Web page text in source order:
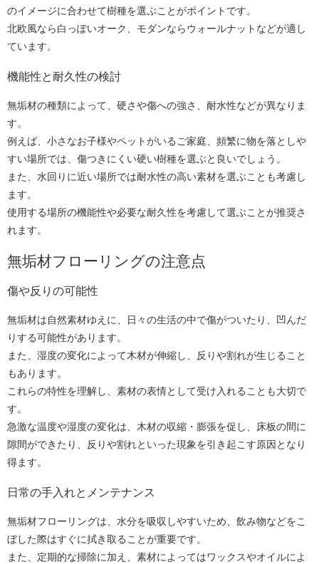
のイメージに合わせて樹種を選ぶことがポイントです。
北欧風なら白っぽいオーク、モダンならウォールナットなどが適し
ています。
機能性と耐久性の検討
無垢材の種類によって、硬さや傷への強さ、耐水性などが異なりま
す。
例えば、小さなお子様やペットがいるご家庭、頻繁に物を落としや
すい場所では、傷つきにくい硬い樹種を選ぶと良いでしょう。
また、水回りに近い場所では耐水性の高い素材を選ぶことも考慮し
ます。
使用する場所の機能性や必要な耐久性を考慮して選ぶことが推奨さ
れます。
無垢材フローリングの注意点
傷や反りの可能性
無垢材は自然素材ゆえに、日々の生活の中で傷がついたり、凹んだ
りする可能性があります。
また、湿度の変化によって木材が伸縮し、反りや割れが生じること
もあります。
これらの特性を理解し、素材の表情として受け入れることも大切で
す。
急激な温度や湿度の変化は、木材の収縮・膨張を促し、床板の間に
隙間ができたり、反りや割れといった現象を引き起こす原因となり
得ます。
日常の手入れとメンテナンス
無垢材フローリングは、水分を吸収しやすいため、飲み物などをこ
ぼした際はすぐに拭き取ることが重要です。
また、定期的な掃除に加え、素材によってはワックスやオイルによ